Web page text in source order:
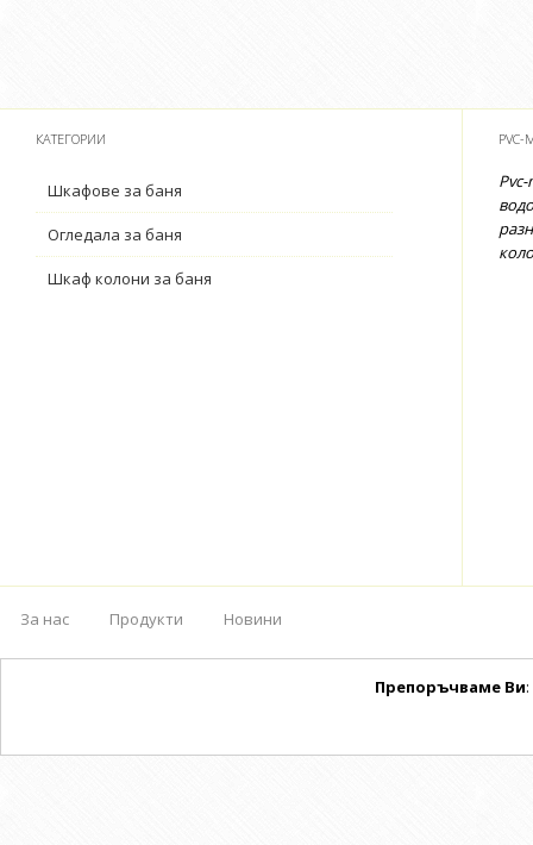
КАТЕГОРИИ
Шкафове за баня
Огледала за баня
Шкаф колони за баня
PVC-
За нас Продукти Новини
Препоръчваме Ви: